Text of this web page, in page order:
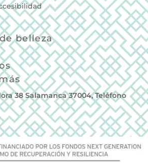
belleza
38 Salamanca 37004, Teléfono